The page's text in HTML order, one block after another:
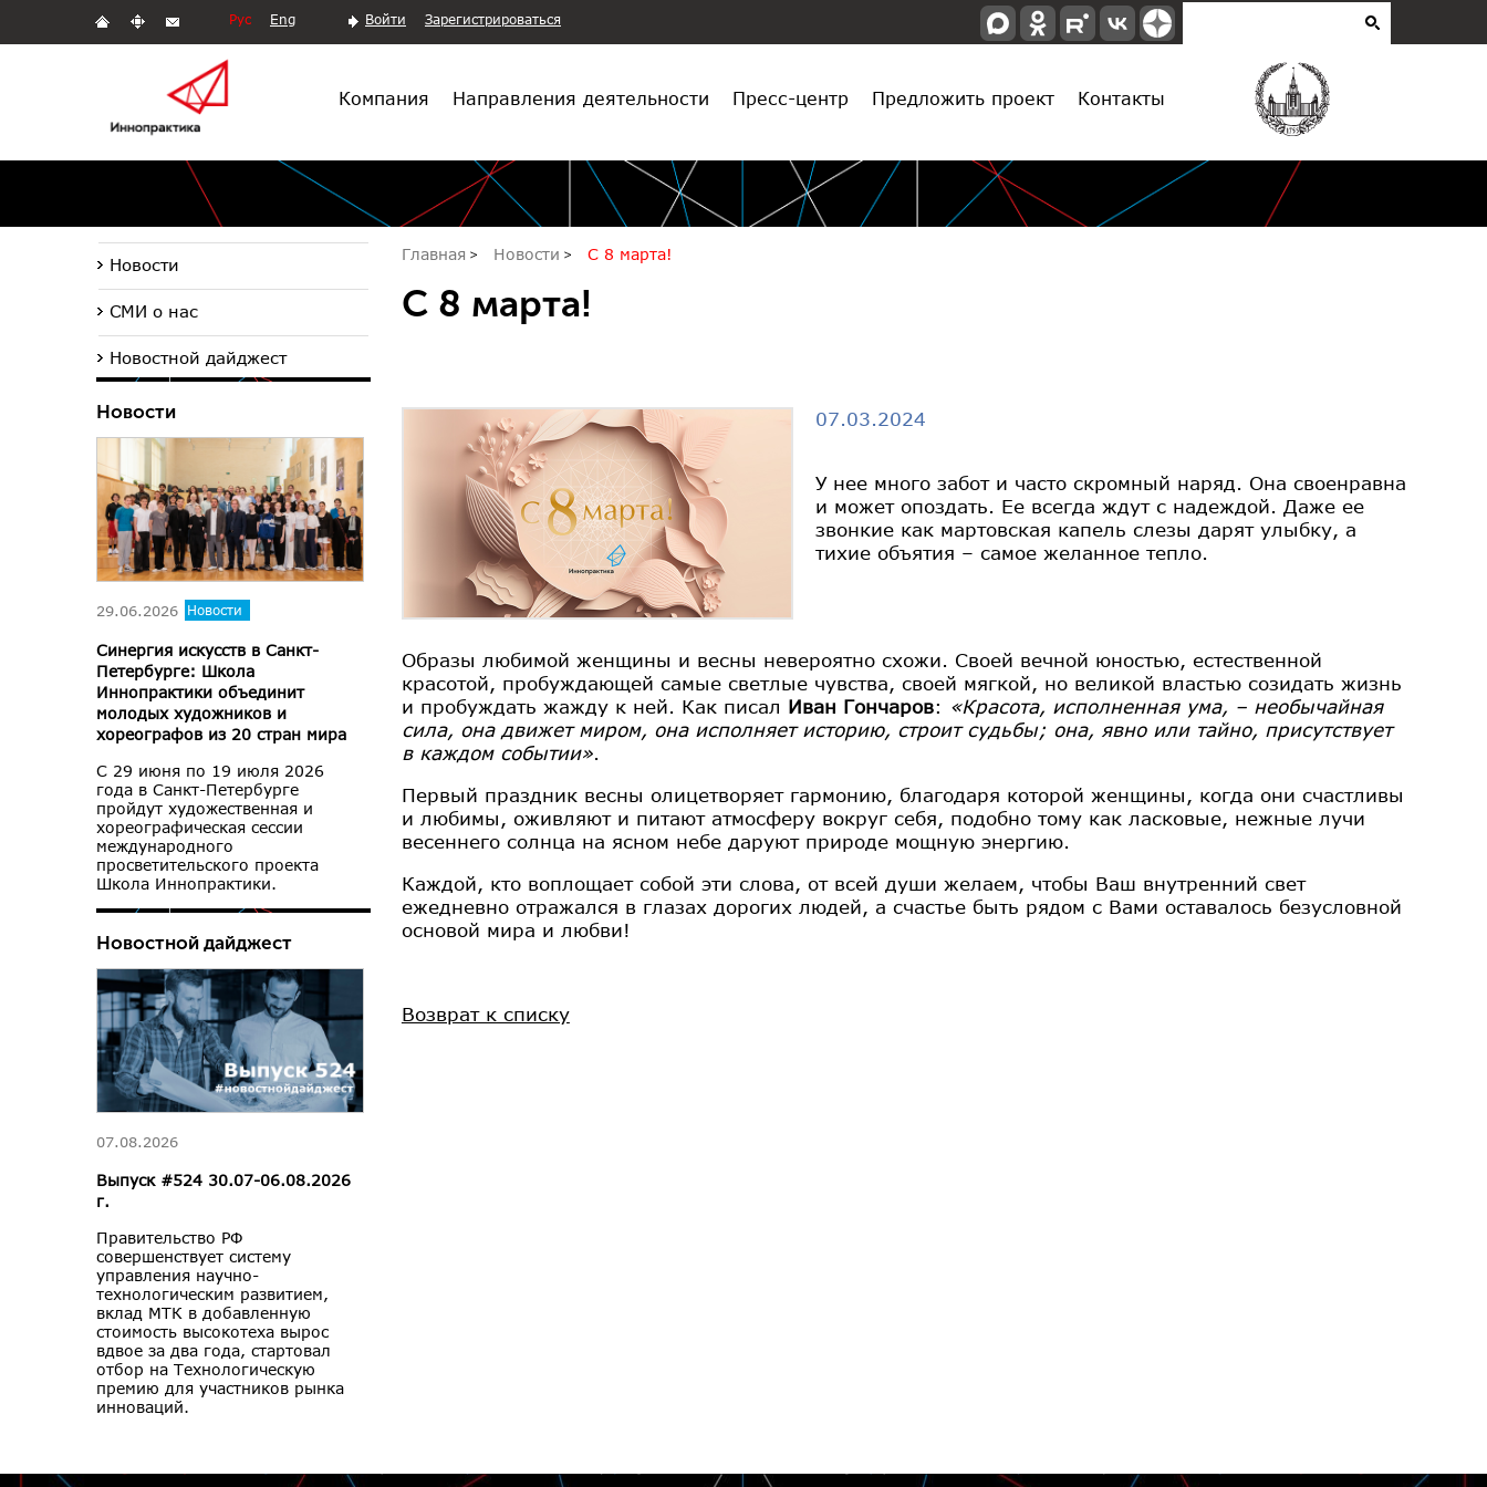
Рус Eng Войти Зарегистрироваться
Компания Направления деятельности Пресс-центр Предложить проект Контакты
Главная Новости С 8 марта!
С 8 марта!
07.03.2024
У нее много забот и часто скромный наряд. Она своенравна
и может опоздать. Ее всегда ждут с надеждой. Даже ее
звонкие как мартовская капель слезы дарят улыбку, а
тихие объятия – самое желанное тепло.
Образы любимой женщины и весны невероятно схожи. Своей вечной юностью, естественной
красотой, пробуждающей самые светлые чувства, своей мягкой, но великой властью созидать жизнь
и пробуждать жажду к ней. Как писал Иван Гончаров: «Красота, исполненная ума, – необычайная
сила, она движет миром, она исполняет историю, строит судьбы; она, явно или тайно, присутствует
в каждом событии».
Первый праздник весны олицетворяет гармонию, благодаря которой женщины, когда они счастливы
и любимы, оживляют и питают атмосферу вокруг себя, подобно тому как ласковые, нежные лучи
весеннего солнца на ясном небе даруют природе мощную энергию.
Каждой, кто воплощает собой эти слова, от всей души желаем, чтобы Ваш внутренний свет
ежедневно отражался в глазах дорогих людей, а счастье быть рядом с Вами оставалось безусловной
основой мира и любви!
Возврат к списку
Новости
СМИ о нас
Новостной дайджест
Новости
29.06.2026 Новости
Синергия искусств в Санкт-
Петербурге: Школа
Иннопрактики объединит
молодых художников и
хореографов из 20 стран мира
С 29 июня по 19 июля 2026
года в Санкт-Петербурге
пройдут художественная и
хореографическая сессии
международного
просветительского проекта
Школа Иннопрактики.
Новостной дайджест
07.08.2026
Выпуск #524 30.07-06.08.2026
г.
Правительство РФ
совершенствует систему
управления научно-
технологическим развитием,
вклад МТК в добавленную
стоимость высокотеха вырос
вдвое за два года, стартовал
отбор на Технологическую
премию для участников рынка
инноваций.